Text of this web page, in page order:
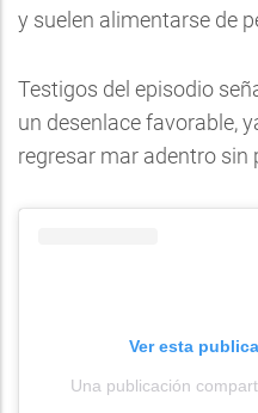
y suelen alimentarse de
Testigos del episodio
un desenlace favorable,
regresar mar adentro sin
Ver esta
Una publicación